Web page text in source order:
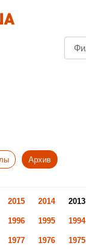
Архив
2015 2014 2013
1996 1995 1994
1977 1976 1975